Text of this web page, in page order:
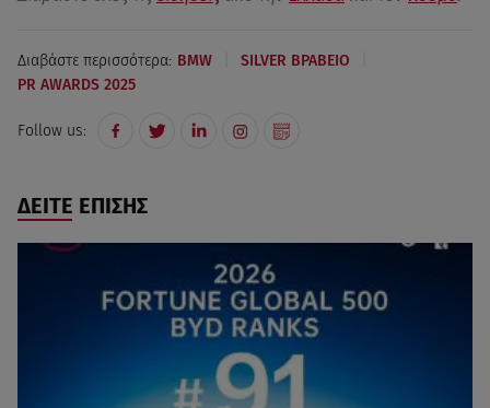
Διαβάστε περισσότερα: BMW SILVER ΒΡΑΒΕΙΟ
PR AWARDS 2025
Follow us:
ΔΕΙΤΕ ΕΠΙΣΗΣ